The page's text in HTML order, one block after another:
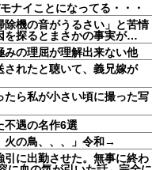
ナイことになってる・・・
機の音がうるさい」と苦情
を探るとまさかの事実が…
みの理屈が理解出来ない他
されたと聴いて、義兄嫁が
ら私が小さい頃に撮った写
不遇の名作6選
火の鳥、、、」令和→
に出勤させた。無事に終わ